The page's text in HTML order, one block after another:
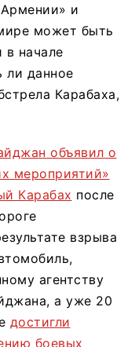
и
может быть
в начале
ли данное
Карабаха,
объявил о
мероприятий»
Карабах после
взрыва
агентству
а уже 20
достигли
боевых